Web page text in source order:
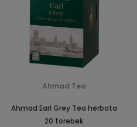
Ahmad Tea
Ahmad Earl Grey Tea herbata
20 torebek